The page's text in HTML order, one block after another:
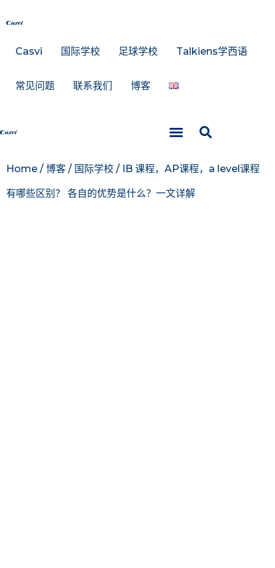
Casvi 国际学校 足球学校 Talkiens学西语
常见问题 联系我们 博客
Home / 博客 / 国际学校 / IB 课程，AP课程，a level课程
有哪些区别？ 各自的优势是什么？一文详解